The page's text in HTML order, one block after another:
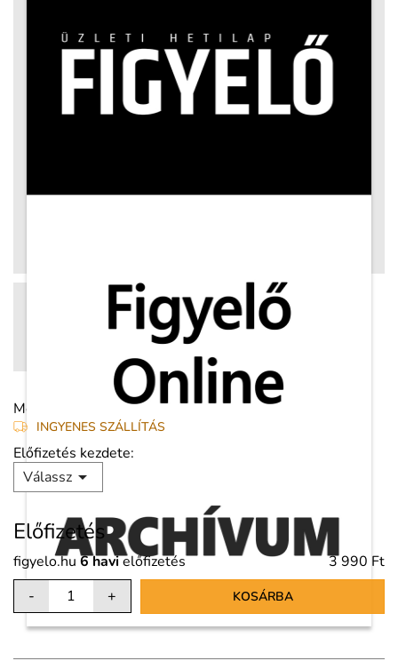
Megosztás:
INGYENES SZÁLLÍTÁS
Előfizetés kezdete:
Válassz 
Előfizetés
figyelo.hu 6 havielőfizetés
3 990 Ft
-
+ KOSÁRBA